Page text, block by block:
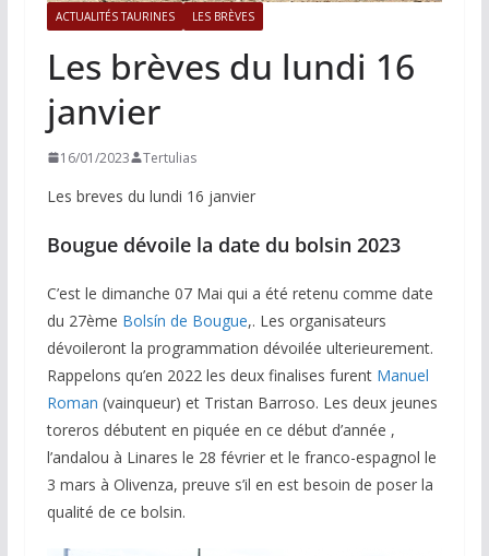
ACTUALITÉS TAURINES LES BRÈVES
Les brèves du lundi 16
janvier
16/01/2023 Tertulias
Les breves du lundi 16 janvier
Bougue dévoile la date du bolsin 2023
C’est le dimanche 07 Mai qui a été retenu comme date
du 27ème Bolsín de Bougue,. Les organisateurs
dévoileront la programmation dévoilée ulterieurement.
Rappelons qu’en 2022 les deux finalises furent Manuel
Roman (vainqueur) et Tristan Barroso. Les deux jeunes
toreros débutent en piquée en ce début d’année ,
l’andalou à Linares le 28 février et le franco-espagnol le
3 mars à Olivenza, preuve s’il en est besoin de poser la
qualité de ce bolsin.